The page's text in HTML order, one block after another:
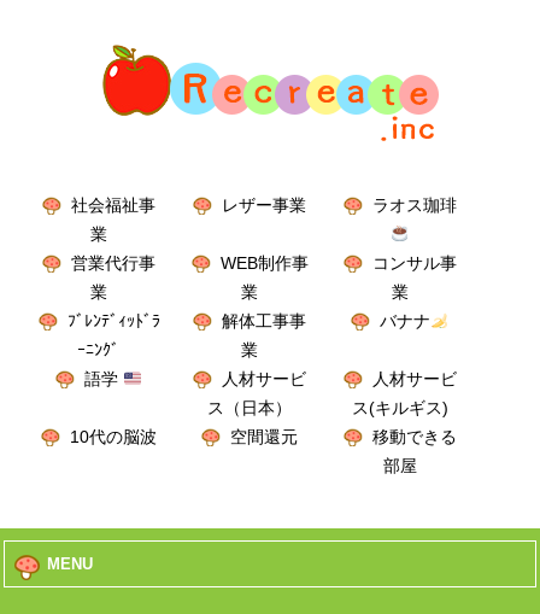
社会福祉事
業
レザー事業 ラオス珈琲
営業代行事
業
WEB制作事
業
コンサル事
業
ﾌﾞﾚﾝﾃﾞｨｯﾄﾞﾗ
ｰﾆﾝｸﾞ
解体工事事
業
バナナ
語学
人材サービ
ス（日本）
人材サービ
ス(キルギス)
10代の脳波
空間還元
移動できる
部屋
MENU